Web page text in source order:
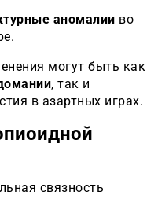
аномалии во
могут быть как
, так и
в азартных играх.
связность